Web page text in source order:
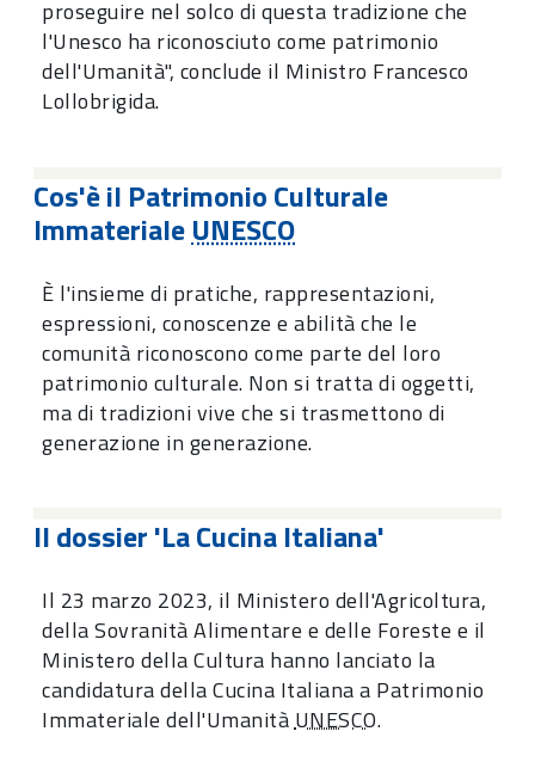
proseguire nel solco di questa tradizione che
l'Unesco ha riconosciuto come patrimonio
dell'Umanità", conclude il Ministro Francesco
Lollobrigida.
Cos'è il Patrimonio Culturale
ImmaterialeUNESCO
È l'insieme di pratiche, rappresentazioni,
espressioni, conoscenze e abilità che le
comunità riconoscono come parte del loro
patrimonio culturale. Non si tratta di oggetti,
ma di tradizioni vive che si trasmettono di
generazione in generazione.
Il dossier 'La Cucina Italiana'
Il 23 marzo 2023, il Ministero dell'Agricoltura,
della Sovranità Alimentare e delle Foreste e il
Ministero della Cultura hanno lanciato la
candidatura della Cucina Italiana a Patrimonio
Immateriale dell'UmanitàUNESCO.